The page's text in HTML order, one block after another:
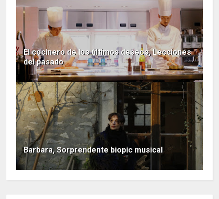
El cocinero de los últimos deseos, Lecciones
del pasado
Barbara, Sorprendente biopic musical